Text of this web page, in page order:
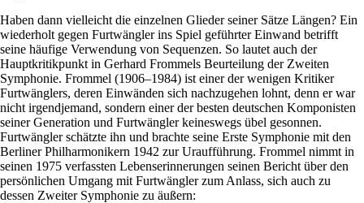
Haben dann vielleicht die einzelnen Glieder seiner Sätze Längen? Ein
wiederholt gegen Furtwängler ins Spiel geführter Einwand betrifft
seine häufige Verwendung von Sequenzen. So lautet auch der
Hauptkritikpunkt in Gerhard Frommels Beurteilung der Zweiten
Symphonie. Frommel (1906–1984) ist einer der wenigen Kritiker
Furtwänglers, deren Einwänden sich nachzugehen lohnt, denn er war
nicht irgendjemand, sondern einer der besten deutschen Komponisten
seiner Generation und Furtwängler keineswegs übel gesonnen.
Furtwängler schätzte ihn und brachte seine Erste Symphonie mit den
Berliner Philharmonikern 1942 zur Uraufführung. Frommel nimmt in
seinen 1975 verfassten Lebenserinnerungen seinen Bericht über den
persönlichen Umgang mit Furtwängler zum Anlass, sich auch zu
dessen Zweiter Symphonie zu äußern: